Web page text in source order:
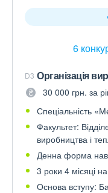
6
D3 Організація
30 000 грн. за
Спеціальність
Факультет:
виробництва і
Денна форма
3 роки 4 місяці
Основа вступу: